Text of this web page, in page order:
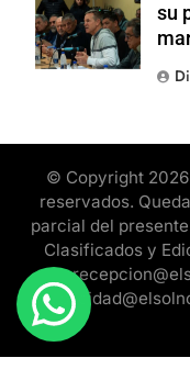
su
© Copyright 2026
reservados.
parcial del
Clasificados y